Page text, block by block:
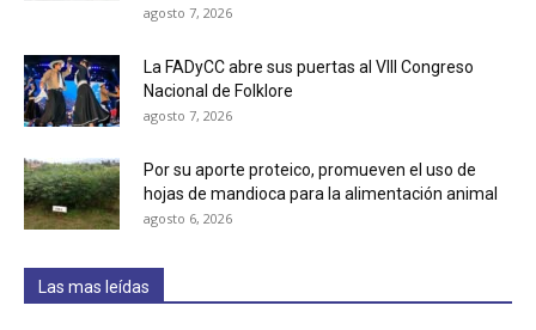
agosto 7, 2026
La FADyCC abre sus puertas al VIII Congreso
Nacional de Folklore
agosto 7, 2026
Por su aporte proteico, promueven el uso de
hojas de mandioca para la alimentación animal
agosto 6, 2026
Las mas leídas